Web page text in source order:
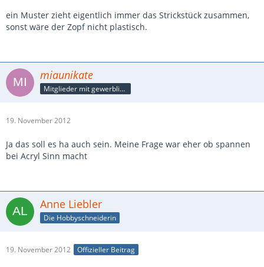
ein Muster zieht eigentlich immer das Strickstück zusammen,
sonst wäre der Zopf nicht plastisch.
miaunikate
Mitglieder mit gewerblicher Verbindung, auch als Mitarbeiter/in
19. November 2012
Ja das soll es ha auch sein. Meine Frage war eher ob spannen
bei Acryl Sinn macht
Anne Liebler
Die Hobbyschneiderin
19. November 2012 Offizieller Beitrag